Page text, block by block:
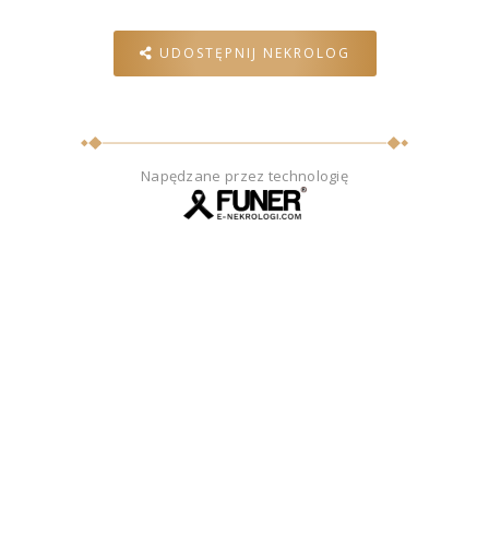
UDOSTĘPNIJ NEKROLOG
Napędzane przez technologię